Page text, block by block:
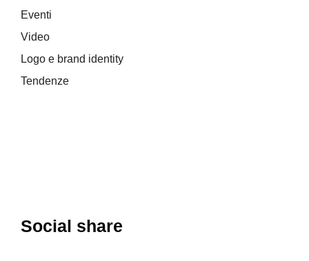
Eventi
Video
Logo e brand identity
Tendenze
Social share